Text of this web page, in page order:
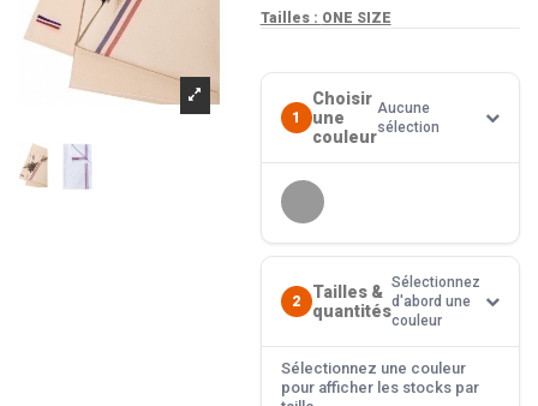
Tailles : ONE SIZE
1
Choisir
une
couleur
Aucune
sélection
2
Tailles &
quantités
Sélectionnez
d'abord une
couleur
Sélectionnez une couleur
pour afficher les stocks par